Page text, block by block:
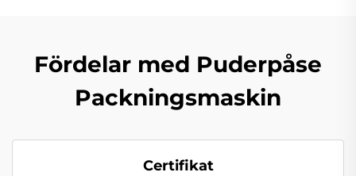
Fördelar med Puderpåse
Packningsmaskin
Certifikat